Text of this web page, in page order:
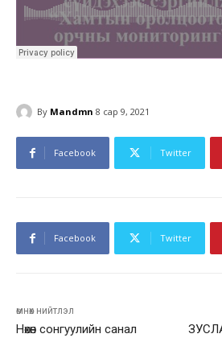
By Mandmn 8 сар 9, 2021
Facebook Twitter
Facebook Twitter
өмнөх нийтлэл
Нөхөн сонгуулийн санал